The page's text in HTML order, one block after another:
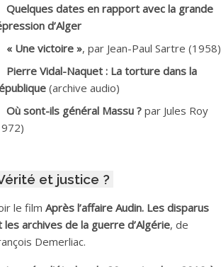
Rachid
Omar *
Vve AIT SAADA
Mohamed Akli
Quelques dates en rapport avec la grande
d’Alger
« Une victoire », par Jean-Paul Sartre (1958)
Pierre Vidal-Naquet : La torture dans la
(archive audio)
Où sont-ils général Massu ? par Jules Roy
et justice ?
le film Après l’affaire Audin. Les disparus
les archives de la guerre d’Algérie, de
Demerliac.